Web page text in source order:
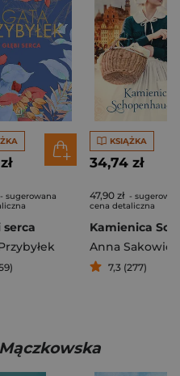
- sugerowana
serca
KSIĄŻKA
34,74 zł
47,90 zł -
cena detaliczna
Anna Sakowicz
7,3 (277)